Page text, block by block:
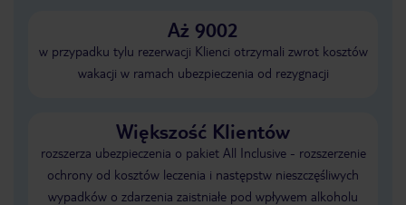
Aż 9002
w przypadku tylu rezerwacji Klienci otrzymali zwrot kosztów
wakacji w ramach ubezpieczenia od rezygnacji
Większość Klientów
rozszerza ubezpieczenia o pakiet All Inclusive - rozszerzenie
ochrony od kosztów leczenia i następstw nieszczęśliwych
wypadków o zdarzenia zaistniałe pod wpływem alkoholu